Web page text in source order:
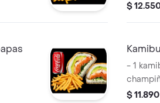
$
- 1
porción
$ 11.890